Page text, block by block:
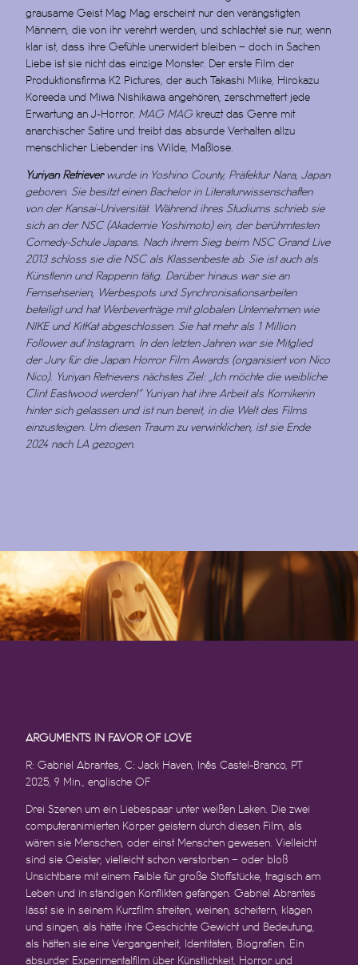
grausame Geist Mag Mag erscheint nur den verängstigten
Männern, die von ihr verehrt werden, und schlachtet sie nur, wenn
klar ist, dass ihre Gefühle unerwidert bleiben – doch in Sachen
Liebe ist sie nicht das einzige Monster. Der erste Film der
Produktionsfirma K2 Pictures, der auch Takashi Miike, Hirokazu
Koreeda und Miwa Nishikawa angehören, zerschmettert jede
Erwartung an J-Horror.
MAG MAG kreuzt das Genre mit
anarchischer Satire und treibt das absurde Verhalten allzu
menschlicher Liebender ins Wilde, Maßlose.
Yuriyan Retrieverwurde in Yoshino County, Präfektur Nara, Japan
geboren. Sie besitzt einen Bachelor in Literaturwissenschaften
von der Kansai-Universität. Während ihres Studiums schrieb sie
sich an der NSC (Akademie Yoshimoto) ein, der berühmtesten
Comedy-Schule Japans. Nach ihrem Sieg beim NSC Grand Live
2013 schloss sie die NSC als Klassenbeste ab. Sie ist auch als
Künstlerin und Rapperin tätig. Darüber hinaus war sie an
Fernsehserien, Werbespots und Synchronisationsarbeiten
beteiligt und hat Werbeverträge mit globalen Unternehmen wie
NIKE und KitKat abgeschlossen. Sie hat mehr als 1 Million
Follower auf Instagram. In den letzten Jahren war sie Mitglied
der Jury für die Japan Horror Film Awards (organisiert von Nico
Nico). Yuriyan Retrievers nächstes Ziel: „Ich möchte die weibliche
Clint Eastwood werden!“ Yuriyan hat ihre Arbeit als Komikerin
hinter sich gelassen und ist nun bereit, in die Welt des Films
einzusteigen. Um diesen Traum zu verwirklichen, ist sie Ende
2024 nach LA gezogen.
ARGUMENTS IN FAVOR OF LOVE
R: Gabriel Abrantes ,C: Jack Haven, Inês Castel-Branco, PT
2025, 9 Min
, englische OF
Drei Szenen um ein Liebespaar unter weißen Laken. Die zwei
computeranimierten Körper geistern durch diesen Film, als
wären sie Menschen, oder einst Menschen gewesen. Vielleicht
sind sie Geister, vielleicht schon verstorben – oder bloß
Unsichtbare mit einem Faible für große Stoffstücke, tragisch am
Leben und in ständigen Konflikten gefangen. Gabriel Abrantes
lässt sie in seinem Kurzfilm streiten, weinen, scheitern, klagen
und singen, als hätte ihre Geschichte Gewicht und Bedeutung,
als hätten sie eine Vergangenheit, Identitäten, Biografien. Ein
absurder Experimentalfilm über Künstlichkeit, Horror und